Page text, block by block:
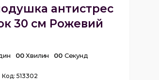
антистрес
30 см Рожевий
00 Хвилин 00 Секунд
Код: 513302